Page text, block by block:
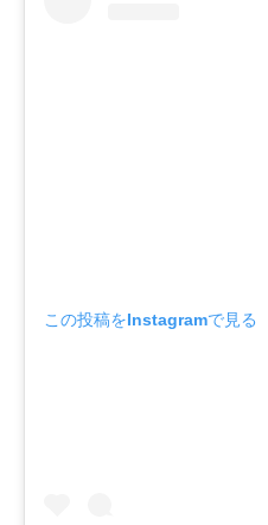
この投稿をInstagramで見る